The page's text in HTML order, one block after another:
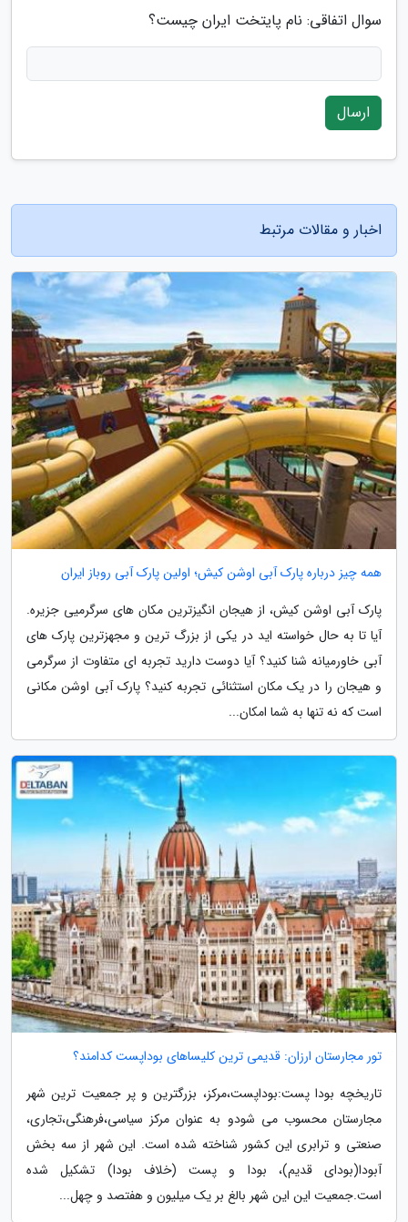
سوال اتفاقی: نام پایتخت ایران چیست؟
ارسال
اخبار و مقالات مرتبط
همه چیز درباره پارک آبی اوشن کیش؛ اولین پارک آبی روباز ایران
پارک آبی اوشن کیش، از هیجان انگیزترین مکان های سرگرمیی جزیره.
آیا تا به حال خواسته اید در یکی از بزرگ ترین و مجهزترین پارک های
آبی خاورمیانه شنا کنید؟ آیا دوست دارید تجربه ای متفاوت از سرگرمی
و هیجان را در یک مکان استثنائی تجربه کنید؟ پارک آبی اوشن مکانی
است که نه تنها به شما امکان...
تور مجارستان ارزان: قدیمی ترین کلیساهای بوداپست کدامند؟
تاریخچه بودا پست:بوداپست،مرکز، بزرگترین و پر جمعیت ترین شهر
مجارستان محسوب می شودو به عنوان مرکز سیاسی،فرهنگی،تجاری،
صنعتی و ترابری این کشور شناخته شده است. این شهر از سه بخش
آبودا(بودای قدیم)، بودا و پست (خلاف بودا) تشکیل شده
است.جمعیت این این شهر بالغ بر یک میلیون و هفتصد و چهل...